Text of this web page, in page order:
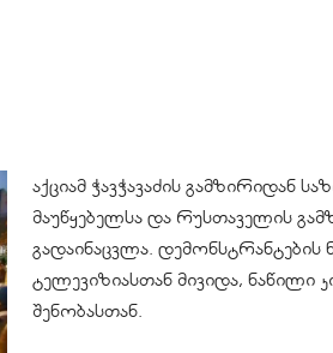
აქციამ ჭავჭავაძის გამზირიდან
მაუწყებელსა და რუსთაველის
გადაინაცვლა. დემონსტრანტების
ტელევიზიასთან მივიდა, ნაწილი
შენობასთან.